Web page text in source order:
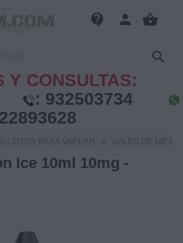
contact_support person shopping_basket

Y CONSULTAS:
: 932503734
LISTOS PARA VAPEAR SALES DE
Ice 10ml 10mg -